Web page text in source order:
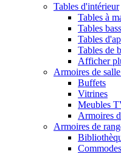
Tables d'intérieur
Tables à
Tables
Tables
Tables de
Afficher
Armoires de
Buffets
Vitrines
Meubles
Armoires
Armoires de
Commodes